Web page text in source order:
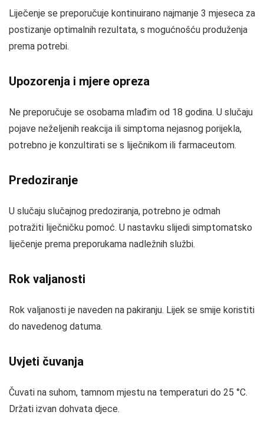
Liječenje se preporučuje kontinuirano najmanje 3 mjeseca za
postizanje optimalnih rezultata, s mogućnošću produženja
prema potrebi.
Upozorenja i mjere opreza
Ne preporučuje se osobama mlađim od 18 godina. U slučaju
pojave neželjenih reakcija ili simptoma nejasnog porijekla,
potrebno je konzultirati se s liječnikom ili farmaceutom.
Predoziranje
U slučaju slučajnog predoziranja, potrebno je odmah
potražiti liječničku pomoć. U nastavku slijedi simptomatsko
liječenje prema preporukama nadležnih službi.
Rok valjanosti
Rok valjanosti je naveden na pakiranju. Lijek se smije koristiti
do navedenog datuma.
Uvjeti čuvanja
Čuvati na suhom, tamnom mjestu na temperaturi do 25 °C.
Držati izvan dohvata djece.